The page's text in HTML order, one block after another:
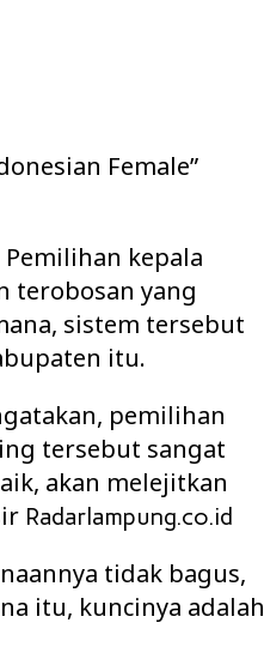
Female”
Pemilihan kepala
terobosan yang
sistem tersebut
itu.
pemilihan
tersebut sangat
akan melejitkan
Radarlampung.co.id
tidak bagus,
itu, kuncinya adalah